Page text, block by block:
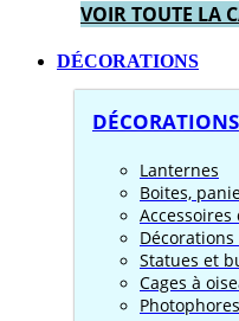
VOIR TOUTE LA
DÉCORATIONS
DÉCORATIONS
Lanternes
Boites,
Accessoires
Statues et
Cages à
Photophores